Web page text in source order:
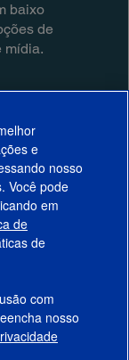
baixo
de
mídia.
e
nosso
Você pode
em
de
de
com
nosso